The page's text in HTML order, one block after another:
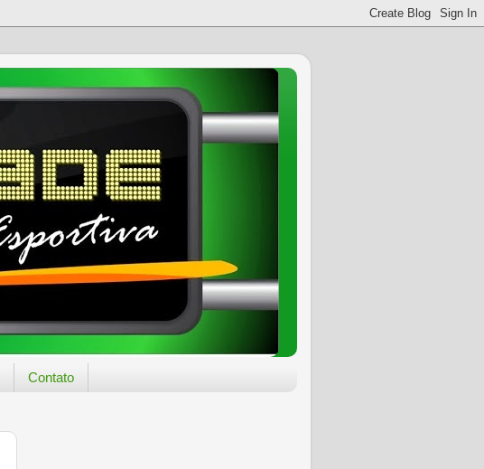
Contato